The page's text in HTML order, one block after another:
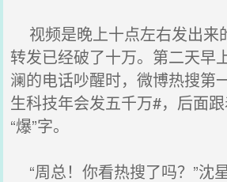
视频是晚上十点左右发出来
转发已经破了十万。第二天早
澜的电话吵醒时，微博热搜第
生科技年会发五千万#，后面
“爆”字。
“周总！你看热搜了吗？”沈